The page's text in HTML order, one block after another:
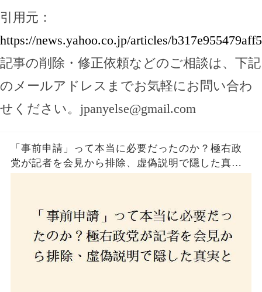
引用元：
https://news.yahoo.co.jp/articles/
記事の削除・修正依頼などのご相談は、下記
のメールアドレスまでお気軽にお問い合わ
せください。 jpanyelse@gmail.com
「事前申請」って本当に必要だったのか？極右政
党が記者を会見から排除、虚偽説明で隠した真実